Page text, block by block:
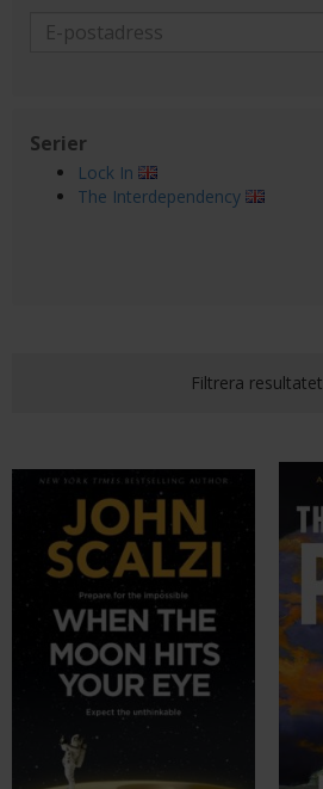
Serier
Lock In
The Interdependency
Filtrera resultatet